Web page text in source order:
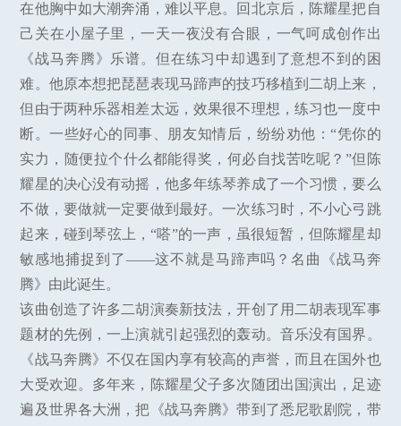
在他胸中如大潮奔涌，难以平息。回北京后，陈耀星把自
己关在小屋子里，一天一夜没有合眼，一气呵成创作出
《战马奔腾》乐谱。但在练习中却遇到了意想不到的困
难。他原本想把琵琶表现马蹄声的技巧移植到二胡上来，
但由于两种乐器相差太远，效果很不理想，练习也一度中
断。一些好心的同事、朋友知情后，纷纷劝他：“凭你的
实力，随便拉个什么都能得奖，何必自找苦吃呢？”但陈
耀星的决心没有动摇，他多年练琴养成了一个习惯，要么
不做，要做就一定要做到最好。一次练习时，不小心弓跳
起来，碰到琴弦上，“嗒”的一声，虽很短暂，但陈耀星却
敏感地捕捉到了——这不就是马蹄声吗？名曲《战马奔
腾》由此诞生。
该曲创造了许多二胡演奏新技法，开创了用二胡表现军事
题材的先例，一上演就引起强烈的轰动。音乐没有国界。
《战马奔腾》不仅在国内享有较高的声誉，而且在国外也
大受欢迎。多年来，陈耀星父子多次随团出国演出，足迹
遍及世界各大洲，把《战马奔腾》带到了悉尼歌剧院，带